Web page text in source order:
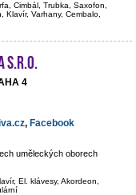
Cimbál, Trubka, Saxofon,
Varhany, Cembalo,
s.r.o.
4
, Facebook
uměleckých oborech
El. klávesy, Akordeon,